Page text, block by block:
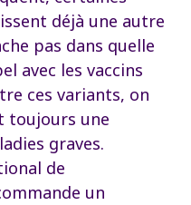
déjà une autre
pas dans quelle
avec les vaccins
ces variants, on
toujours une
graves.
de
un